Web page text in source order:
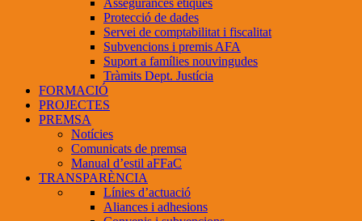
Protecció de dades
Servei de comptabilitat i fiscalitat
Subvencions i premis AFA
Suport a famílies nouvingudes
Tràmits Dept. Justícia
FORMACIÓ
PROJECTES
PREMSA
Notícies
Comunicats de premsa
Manual d’estil aFFaC
TRANSPARÈNCIA
Línies d’actuació
Aliances i adhesions